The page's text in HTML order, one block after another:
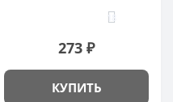
18
273 ₽
КУПИТЬ